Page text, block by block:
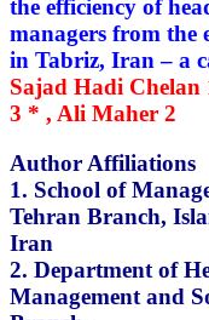
the
in Tabriz,
Sajad
3 * , Ali
Author
1. School
Tehran
2.